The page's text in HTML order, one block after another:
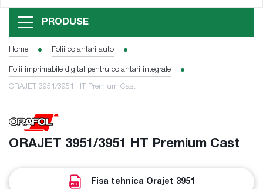
PRODUSE
Home Folii colantari auto
Folii imprimabile digital pentru colantari integrale
ORAJET 3951/3951 HT Premium Cast
ORAJET 3951/3951 HT Premium Cast
Fisa tehnica Orajet 3951